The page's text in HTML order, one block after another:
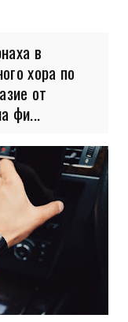
в
хора по
от
фи...